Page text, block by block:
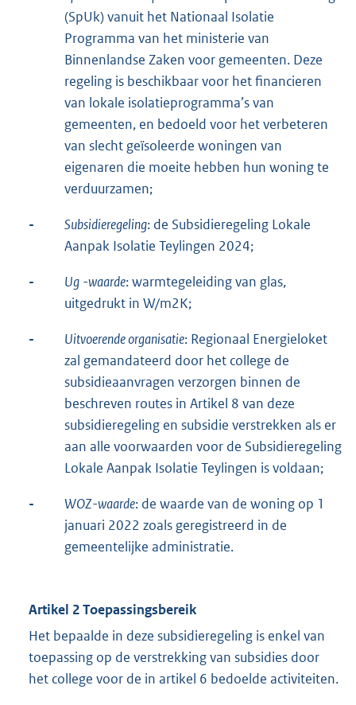
(SpUk) vanuit het Nationaal Isolatie
Programma van het ministerie van
Binnenlandse Zaken voor gemeenten. Deze
regeling is beschikbaar voor het financieren
van lokale isolatieprogramma’s van
gemeenten, en bedoeld voor het verbeteren
van slecht geïsoleerde woningen van
eigenaren die moeite hebben hun woning te
verduurzamen;
- Subsidieregeling: de Subsidieregeling Lokale
Aanpak Isolatie Teylingen 2024;
- Ug -waarde: warmtegeleiding van glas,
uitgedrukt in W/m2K;
- Uitvoerende organisatie: Regionaal Energieloket
zal gemandateerd door het college de
subsidieaanvragen verzorgen binnen de
beschreven routes in Artikel 8 van deze
subsidieregeling en subsidie verstrekken als er
aan alle voorwaarden voor de Subsidieregeling
Lokale Aanpak Isolatie Teylingen is voldaan;
- WOZ-waarde: de waarde van de woning op 1
januari 2022 zoals geregistreerd in de
gemeentelijke administratie.
Artikel 2 Toepassingsbereik
Het bepaalde in deze subsidieregeling is enkel van
toepassing op de verstrekking van subsidies door
het college voor de in artikel 6 bedoelde activiteiten.